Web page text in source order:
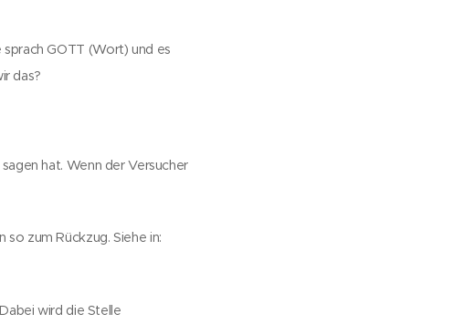
GOTT (Wort) und es
das?
hat. Wenn der Versucher
zum Rückzug. Siehe in:
wird die Stelle